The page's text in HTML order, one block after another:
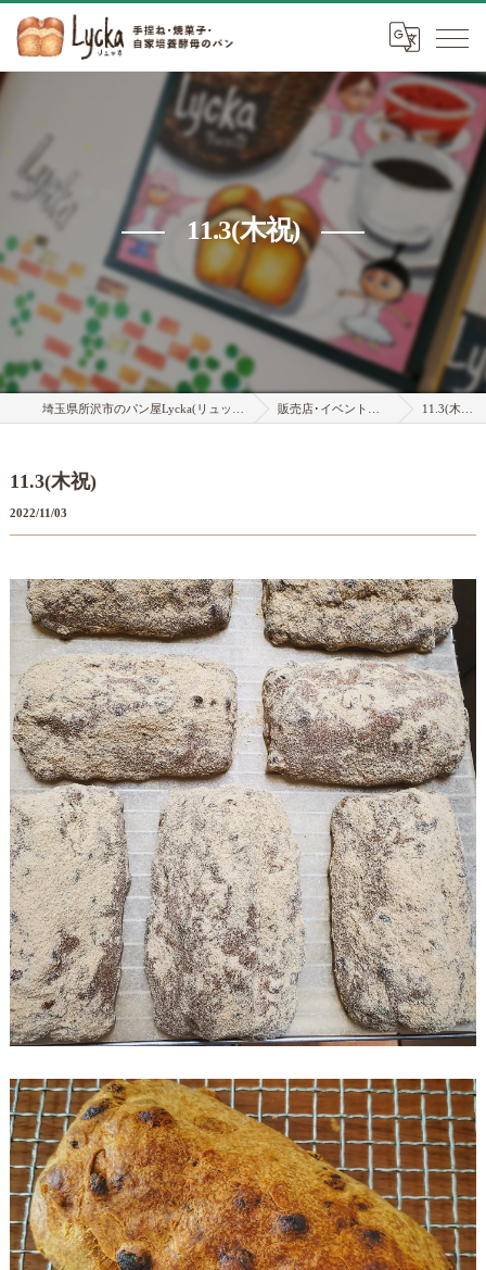
11.3(木祝)
販売店･イベント情報 11.3(木祝)
11.3(木祝)
2022/11/03